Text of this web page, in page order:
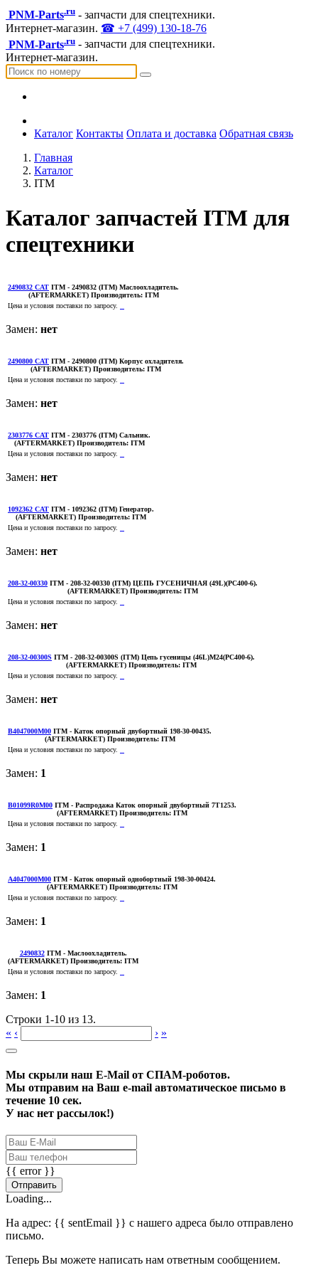
PNM-Parts.ru - запчасти для спецтехники.
Интернет-магазин. ☎ +7 (499) 130-18-76
PNM-Parts.ru - запчасти для спецтехники.
Интернет-магазин.
Каталог Контакты Оплата и доставка Обратная связь
Главная
Каталог
ITM
Каталог запчастей ITM для
спецтехники
2490832 CAT ITM - 2490832 (ITM) Маслоохладитель.
(AFTERMARKET)Производитель: ITM
Цена и условия поставки по запросу.
Замен: нет
2490800 CAT ITM - 2490800 (ITM) Корпус охладителя.
(AFTERMARKET) Производитель: ITM
Цена и условия поставки по запросу.
Замен: нет
2303776 CAT ITM - 2303776 (ITM) Сальник.
(AFTERMARKET)Производитель: ITM
Цена и условия поставки по запросу.
Замен: нет
1092362 CAT ITM - 1092362 (ITM) Генератор.
(AFTERMARKET) Производитель: ITM
Цена и условия поставки по запросу.
Замен: нет
208-32-00330 ITM - 208-32-00330 (ITM) ЦЕПЬ ГУСЕНИЧНАЯ (49L)(PC400-6).
(AFTERMARKET) Производитель: ITM
Цена и условия поставки по запросу.
Замен: нет
208-32-00300S ITM - 208-32-00300S (ITM) Цепь гусеницы (46L)M24(PC400-6).
(AFTERMARKET) Производитель: ITM
Цена и условия поставки по запросу.
Замен: нет
B4047000M00 ITM - Каток опорный двубортный 198-30-00435.
(AFTERMARKET)Производитель: ITM
Цена и условия поставки по запросу.
Замен: 1
B01099R0M00 ITM - Распродажа Каток опорный двубортный 7T1253.
(AFTERMARKET) Производитель: ITM
Цена и условия поставки по запросу.
Замен: 1
A4047000M00 ITM - Каток опорный однобортный 198-30-00424.
(AFTERMARKET)Производитель: ITM
Цена и условия поставки по запросу.
Замен: 1
2490832 ITM - Маслоохладитель.
(AFTERMARKET) Производитель: ITM
Цена и условия поставки по запросу.
Замен: 1
Строки 1-10 из 13.
« ‹ › »
Мы скрыли наш E-Mail от СПАМ-роботов.
Мы отправим на Ваш e-mail автоматическое письмо в
течение 10 сек.
У нас нет рассылок!)
{{ error }}
Отправить
Loading...
На адрес: {{ sentEmail }} с нашего адреса было отправлено
письмо.
Теперь Вы можете написать нам ответным сообщением.